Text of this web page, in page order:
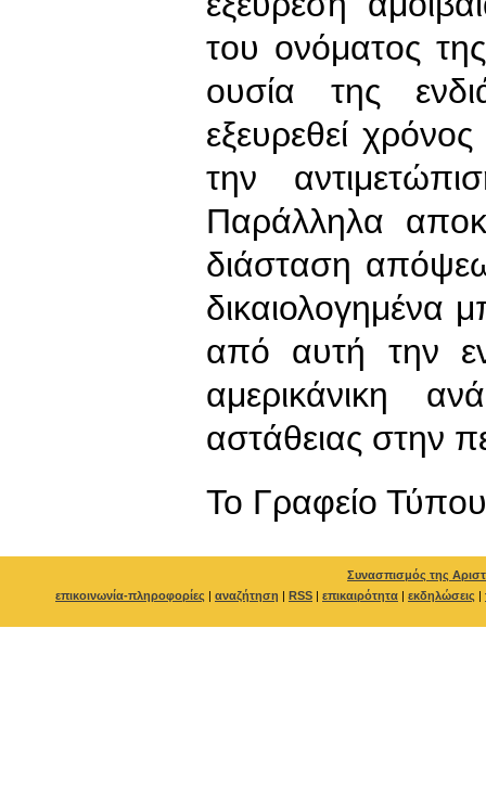
του ονόματος
ουσία της
εξευρεθεί
την
Παράλληλα
διάσταση
δικαιολογημένα
από αυτή την
αμερικάνικη
αστάθειας στην
To Γραφείο Τύπου
Συνασπισμός της
επικοινωνία-πληροφορίες | αναζήτηση | RSS | επικαιρότητα | εκδηλώσεις |